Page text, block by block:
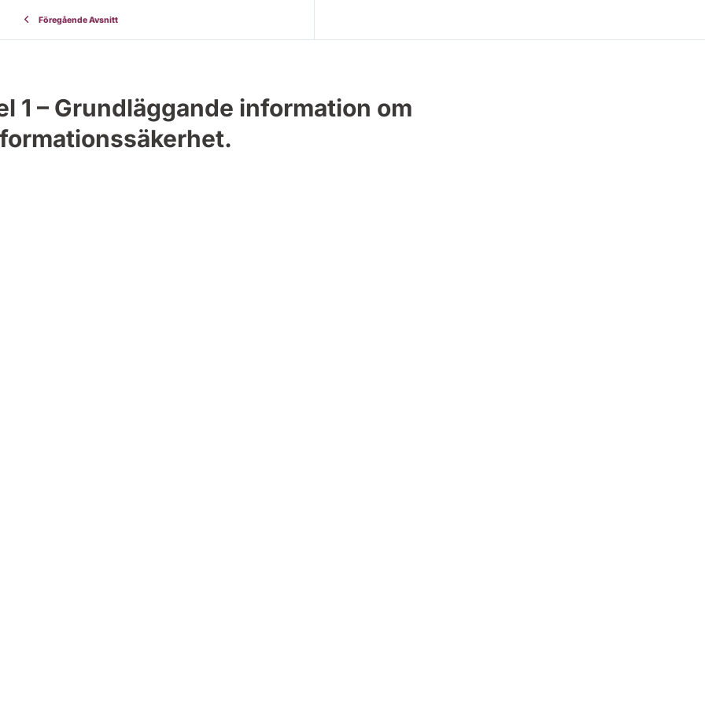
Föregående Avsnitt
1 – Grundläggande information om